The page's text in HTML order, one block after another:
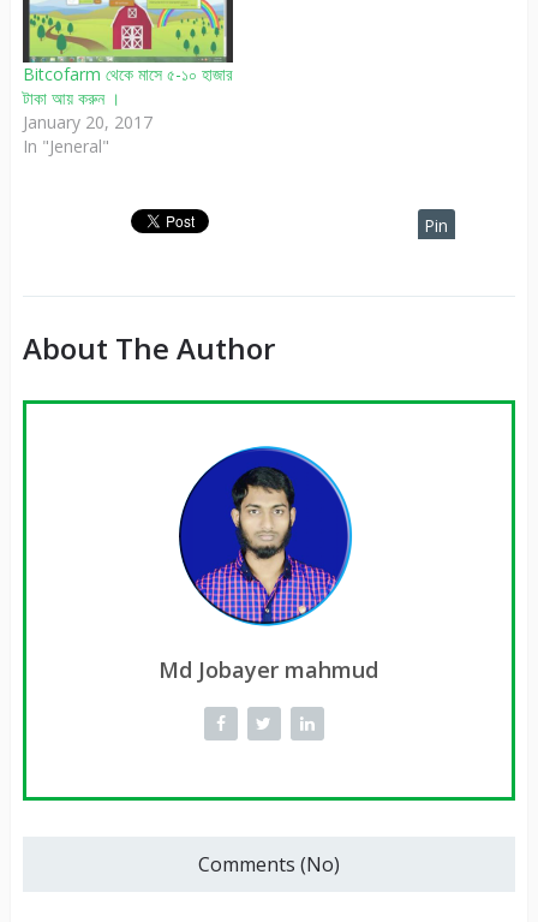
Bitcofarm থেকে মাসে ৫-১০ হাজার
টাকা আয় করুন ।
January 20, 2017
In "Jeneral"
Pin
About The Author
Md Jobayer mahmud
Comments (No)